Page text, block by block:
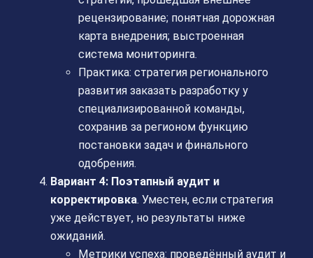
рецензирование; понятная дорожная
карта внедрения; выстроенная
система мониторинга.
Практика: стратегия регионального
развития заказать разработку у
специализированной команды,
сохранив за регионом функцию
постановки задач и финального
одобрения.
Вариант 4: Поэтапный аудит и
корректировка. Уместен, если стратегия
уже действует, но результаты ниже
ожиданий.
Метрики успеха: проведённый аудит и